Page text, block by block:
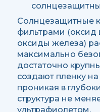
Солнцезащитные
фильтрами (оксид
оксиды железа)
максимально
достаточно
создают пленку
проникая в
структура не
ультрафиолетом.